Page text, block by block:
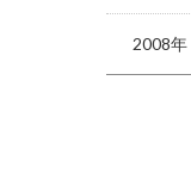
2008年